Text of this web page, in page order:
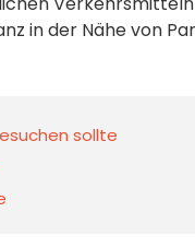
in der Nähe von
sollte